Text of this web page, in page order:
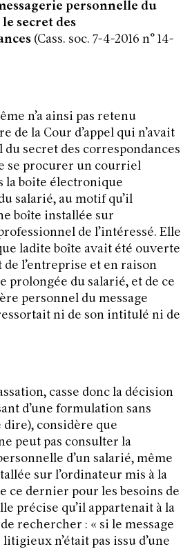
personnelle du
secret des
(Cass. soc. 7-4-2016 n° 14-
n’a ainsi pas retenu
de la Cour d’appel qui n’avait
du secret des correspondances
se procurer un courriel
la boite électronique
salarié, au motif qu’il
boîte installée sur
de l’intéressé. Elle
ladite boîte avait été ouverte
de l’entreprise et en raison
prolongée du salarié, et de ce
personnel du message
ni de son intitulé ni de
casse donc la décision
d’une formulation sans
dire), considère que
peut pas consulter la
d’un salarié, même
sur l’ordinateur mis à la
ce dernier pour les besoins de
précise qu’il appartenait à la
de rechercher : «si le message
n’était pas issu d’une